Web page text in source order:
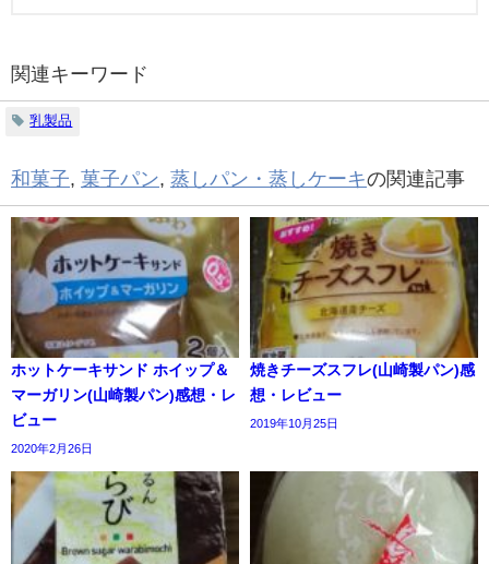
関連キーワード
乳製品
和菓子, 菓子パン, 蒸しパン・蒸しケーキの関連記事
ホットケーキサンド ホイップ＆
マーガリン(山崎製パン)感想・レ
ビュー
2020年2月26日
焼きチーズスフレ(山崎製パン)感
想・レビュー
2019年10月25日